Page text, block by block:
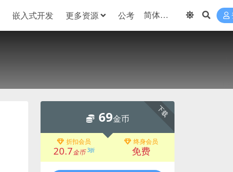
嵌入式开发 更多资源 公考
下载
69金币
折扣会员
20.7金币 3折
终身会员
免费